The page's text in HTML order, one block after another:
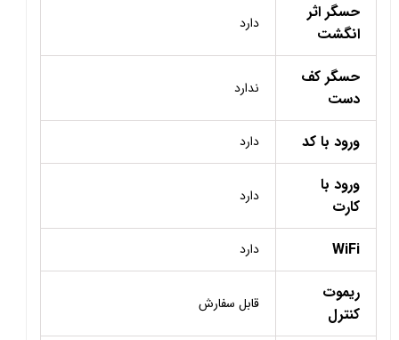
حسگر اثر
انگشت
دارد
حسگر کف
دست
ندارد
ورود با کد دارد
ورود با
کارت
دارد
WiFi دارد
ریموت
کنترل
قابل سفارش